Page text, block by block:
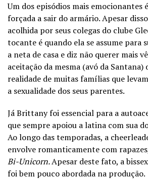
Um dos episódios mais emocionantes
forçada a sair do armário. Apesar
acolhida por seus colegas do clube
tocante é quando ela se assume para
a neta de casa e diz não querer mais
aceitação da mesma (avó da Santana)
realidade de muitas famílias que
a sexualidade dos seus parentes.
Já Brittany foi essencial para a
que sempre apoiou a latina com sua
Ao longo das temporadas, a
envolve romanticamente com
Bi-Unicorn.Apesar deste fato, a
foi bem pouco abordada na produção.